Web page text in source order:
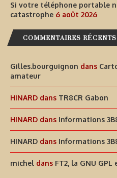
Si votre téléphone portable
catastrophe 6 août 2026
COMMENTAIRES RÉCENTS
Gilles.bourguignon dans
amateur
HINARD dans TR8CR Gabon
HINARD dans Informations
HINARD dans Informations
michel dans FT2, la GNU GPL